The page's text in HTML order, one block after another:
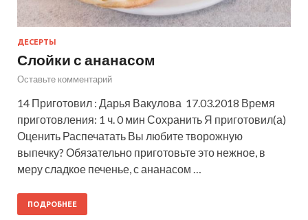
ДЕСЕРТЫ
Слойки с ананасом
Оставьте комментарий
14 Приготовил : Дарья Вакулова 17.03.2018 Время
приготовления: 1 ч. 0 мин Сохранить Я приготовил(а)
Оценить Распечатать Вы любите творожную
выпечку? Обязательно приготовьте это нежное, в
меру сладкое печенье, с ананасом …
ПОДРОБНЕЕ